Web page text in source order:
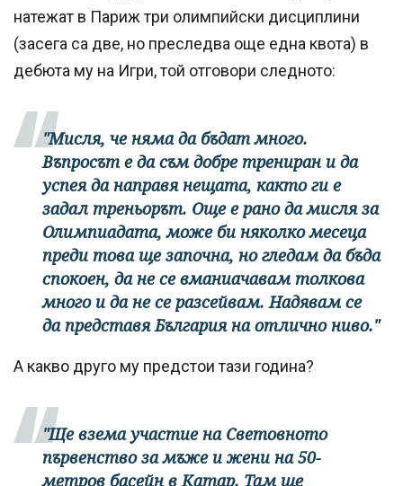
натежат в Париж три олимпийски дисциплини
(засега са две, но преследва още една квота) в
дебюта му на Игри, той отговори следното:
"Мисля, че няма да бъдат много.
Въпросът е да съм добре трениран и да
успея да направя нещата, както ги е
задал треньорът. Още е рано да мисля за
Олимпиадата, може би няколко месеца
преди това ще започна, но гледам да бъда
спокоен, да не се вманиачавам толкова
много и да не се разсейвам. Надявам се
да представя България на отлично ниво."
А какво друго му предстои тази година?
"Ще взема участие на Световното
първенство за мъже и жени на 50-
метров басейн в Катар. Там ще